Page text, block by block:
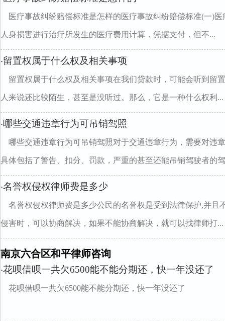
医疗事故纠纷赔偿标准是怎样的医疗事故纠纷赔偿标准(一)
人身损害进行治疗所发生的医疗费用计算，凭据支付，但不...
·留置权属于什么权及相关事项
留置权属于什么权及相关事项在我们贷款时，可能会听到留
人来说还比较陌生，甚至是没听过。那么，它是一种什么权利...
·哪些交通违章行为可吊销驾照
哪些交通违章行为可吊销驾照对于交通违章行为，需要对违
具体包括了警告、扣分、罚款，严重的甚至还能吊销驾驶者的
·名誉权侵权律师费是多少
名誉权侵权律师费是多少公民的名誉权是受到法律保护,并且
侵害时，可以协商解决，如果不能协商解决，就可以找律师打...
南京六合区和平律师咨询
·花呗借呗一共欠6500能不能分期还，快一年没还了
花呗借呗一共欠6500能不能分期还，快一年没还了